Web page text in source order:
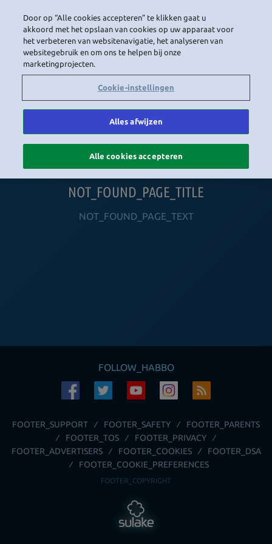
NAVIGATION_COMMUNITY
NOT_FOUND_PAGE_TITLE
NOT_FOUND_PAGE_TEXT
FOLLOW_HABBO
FOOTER_SUPPORT FOOTER_SAFETY
FOOTER_PARENTS
FOOTER_TOS
FOOTER_PRIVACY
FOOTER_ADVERTISERS
FOOTER_COOKIES
FOOTER_DSA
FOOTER_COOKIE_PREFERENCES
FOOTER_COPYRIGHT
Door op “Alle cookies accepteren” te klikken gaat u
akkoord met het opslaan van cookies op uw apparaat voor
het verbeteren van websitenavigatie, het analyseren van
websitegebruik en om ons te helpen bij onze
marketingprojecten.
Cookie-instellingen
Alles afwijzen
Alle cookies accepteren